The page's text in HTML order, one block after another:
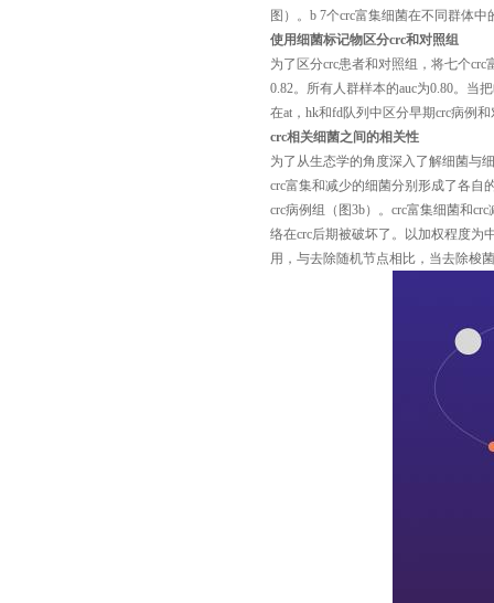
图） 。 b 7个crc富集细菌在不同群体中
使用细菌标记物区分crc和对照组
为了区分crc患者和对照组，将七个crc
0.82。所有人群样本的auc为0.80。当把
在at ， hk和fd队列中区分早期crc病例和
crc相关细菌之间的相关性
为了 从生态学的角度深入了解细菌与
crc富集和减少的细菌分别形成了各自
crc病例组（图3b）。 crc富集细菌和crc
络在crc后期被破坏了。以加权程度为
用， 与去除随机节点相比，当去除梭